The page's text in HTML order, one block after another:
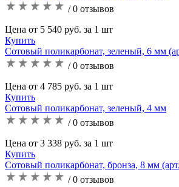
/ 0 отзывов
Цена от 5 540 руб. за 1 шт
Купить
Сотовый поликарбонат, зеленый, 6 мм
/ 0 отзывов
Цена от 4 785 руб. за 1 шт
Купить
Сотовый поликарбонат, зеленый, 4 мм
/ 0 отзывов
Цена от 3 338 руб. за 1 шт
Купить
Сотовый поликарбонат, бронза, 8 мм
/ 0 отзывов